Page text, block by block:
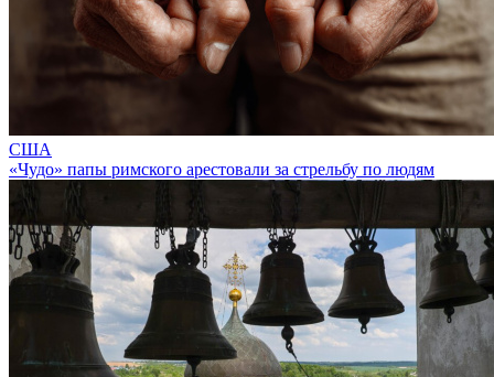
США
«Чудо» папы римского арестовали за стрельбу по людям